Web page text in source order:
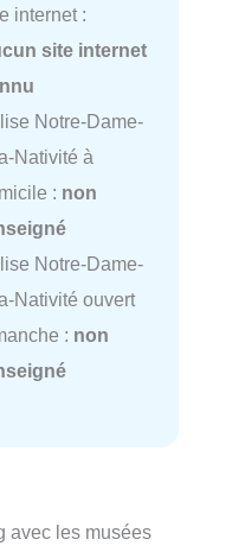
internet :
site internet
Notre-Dame-
Nativité à
: non
Notre-Dame-
Nativité ouvert
: non
avec les musées